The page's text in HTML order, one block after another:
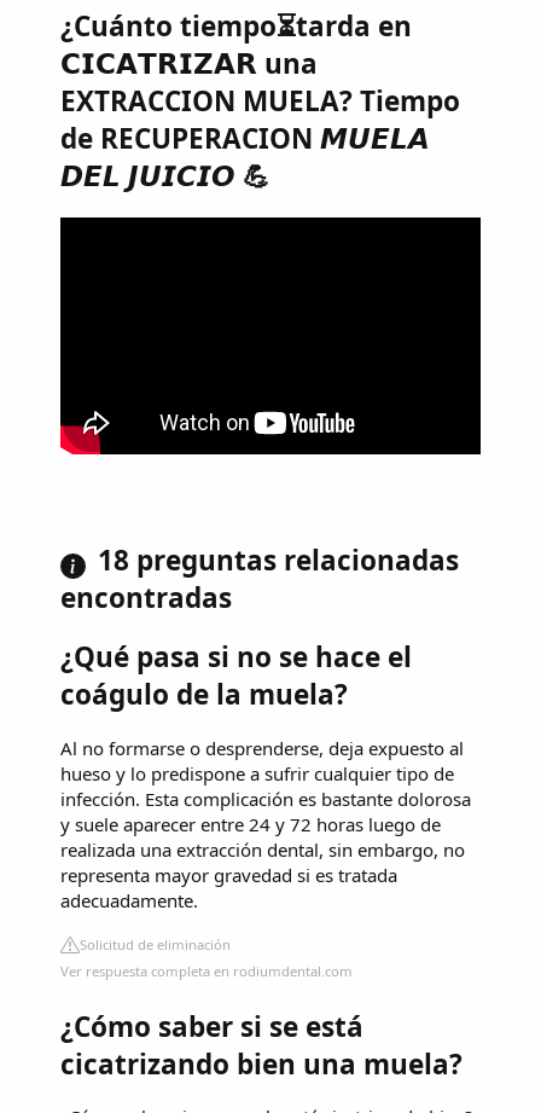
¿Cuánto tiempo⏳tarda en
𝗖𝗜𝗖𝗔𝗧𝗥𝗜𝗭𝗔𝗥 una
EXTRACCION MUELA? Tiempo
de RECUPERACION 𝙈𝙐𝙀𝙇𝘼
𝘿𝙀𝙇 𝙅𝙐𝙄𝘾𝙄𝙊 💪
18 preguntas relacionadas
encontradas
¿Qué pasa si no se hace el
coágulo de la muela?
Al no formarse o desprenderse, deja expuesto al
hueso y lo predispone a sufrir cualquier tipo de
infección. Esta complicación es bastante dolorosa
y suele aparecer entre 24 y 72 horas luego de
realizada una extracción dental, sin embargo, no
representa mayor gravedad si es tratada
adecuadamente.
Solicitud de eliminación
Ver respuesta completa en rodiumdental.com
¿Cómo saber si se está
cicatrizando bien una muela?